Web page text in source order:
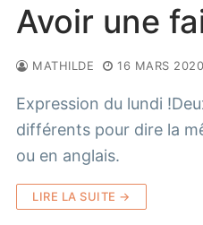
Avoir une
MATHILDE 16 MARS 2020
Expression du lundi
différents pour dire la
ou en anglais.
LIRE LA SUITE →